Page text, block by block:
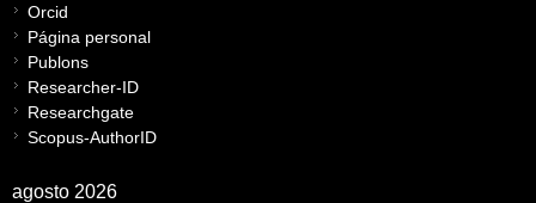
Orcid
Página personal
Publons
Researcher-ID
Researchgate
Scopus-AuthorID
agosto 2026